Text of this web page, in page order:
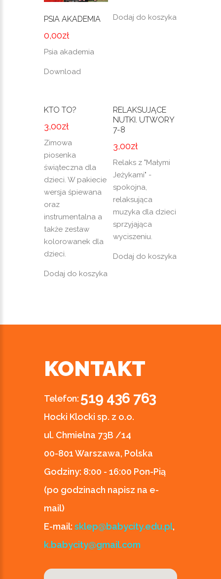
PSIA AKADEMIA
0,00zł
Psia akademia
Download
Dodaj do koszyka
KTO TO?
3,00zł
Zimowa
piosenka
świąteczna dla
dzieci. W pakiecie
wersja śpiewana
oraz
instrumentalna a
także zestaw
kolorowanek dla
dzieci.
Dodaj do koszyka
RELAKSUJĄCE
NUTKI. UTWORY
7-8
3,00zł
Relaks z "Małymi
Jeżykami" -
spokojna,
relaksująca
muzyka dla dzieci
sprzyjająca
wyciszeniu.
Dodaj do koszyka
KONTAKT
Telefon: 519 436 763
Hocki Klocki sp. z o.o.
ul. Chmielna 73B /14
00-801 Warszawa, Polska
Godziny: 8:00 - 16:00 Pon-Pią
(po godzinach napisz na e-
mail)
E-mail: sklep@babycity.edu.pl,
k.babycity@gmail.com